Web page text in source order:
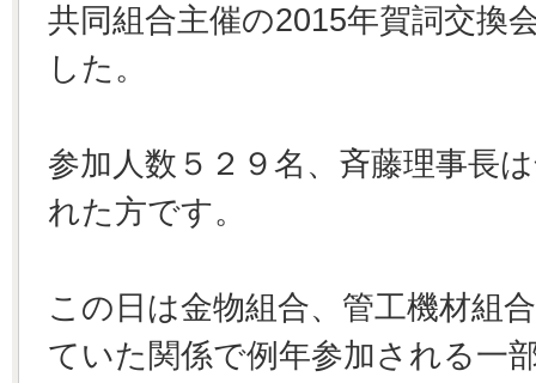
共同組合主催の2015年賀詞交換
した。
参加人数５２９名、斉藤理事長
れた方です。
この日は金物組合、管工機材組
ていた関係で例年参加される一